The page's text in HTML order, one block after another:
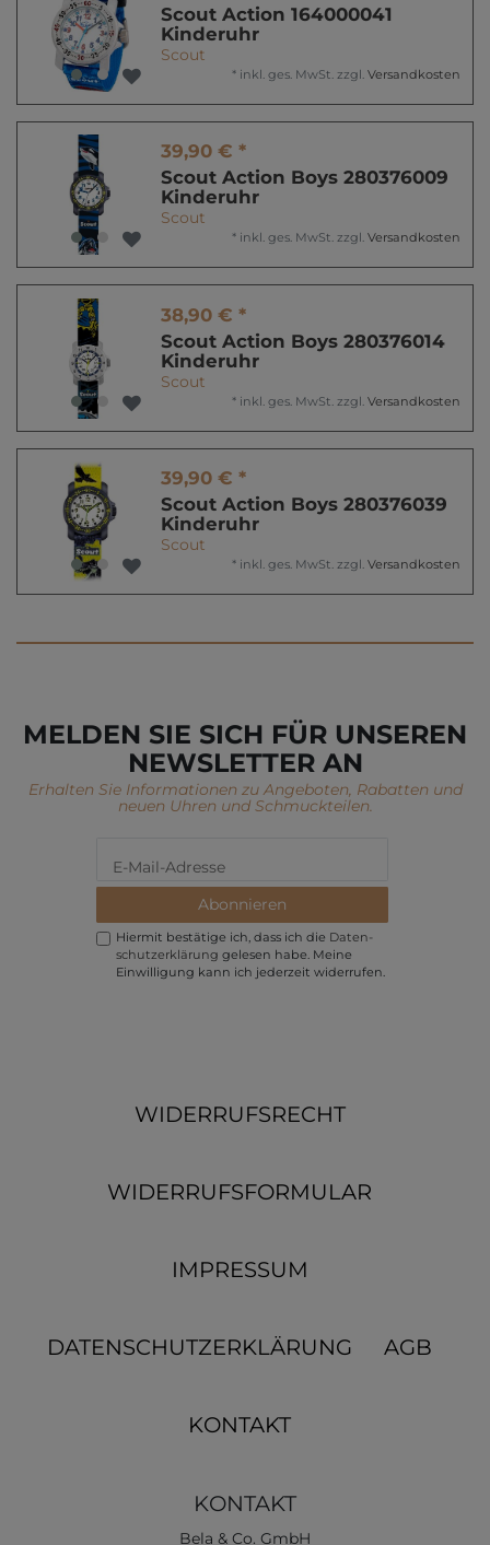
Scout Action 164000041
Kinderuhr
Scout
* inkl. ges. MwSt. zzgl. Versandkosten
39,90 € *
Scout Action Boys 280376009
Kinderuhr
Scout
* inkl. ges. MwSt. zzgl. Versandkosten
38,90 € *
Scout Action Boys 280376014
Kinderuhr
Scout
* inkl. ges. MwSt. zzgl. Versandkosten
39,90 € *
Scout Action Boys 280376039
Kinderuhr
Scout
* inkl. ges. MwSt. zzgl. Versandkosten
MELDEN SIE SICH FÜR UNSEREN
NEWSLETTER AN
Erhalten Sie Informationen zu Angeboten, Rabatten und
neuen Uhren und Schmuckteilen.
Abonnieren
Hiermit bestätige ich, dass ich die Daten­
schutz­erklärung gelesen habe. Meine
Einwilligung kann ich jederzeit widerrufen.
WIDERRUFSRECHT
WIDERRUFSFORMULAR
IMPRESSUM
DATENSCHUTZERKLÄRUNG AGB
KONTAKT
KONTAKT
Bela & Co. GmbH